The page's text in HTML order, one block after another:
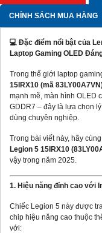
CHÍNH SÁCH MUA HÀNG
💻 Đặc điểm nổi bật của
Laptop Gaming OLED
Trong thế giới laptop
15IRX10 (mã
mạnh mẽ, màn hình OLED
GDDR7 – đây là lựa chọn
dùng chuyên nghiệp.
Trong bài viết này, hãy
Legion 5 15IRX10
vậy trong năm 2025.
1. Hiệu năng đỉnh cao với
Chiếc Legion 5 này được
chip hiệu năng cao thuộc
với: